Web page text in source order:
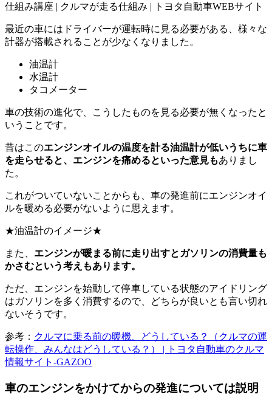
仕組み講座 | クルマが走る仕組み | トヨタ自動車WEBサイト
最近の車にはドライバーが運転時に見る必要がある、様々な
計器が搭載されることが少なくなりました。
油温計
水温計
タコメーター
車の技術の進化で、こうしたものを見る必要が無くなったと
いうことです。
昔はこのエンジンオイルの温度を計る油温計が低いうちに車
を走らせると、エンジンを痛めるといった意見もありまし
た。
これがついていないことからも、車の発進前にエンジンオイ
ルを暖める必要がないように思えます。
★油温計のイメージ★
また、 エンジンが暖まる前に走り出すとガソリンの消費量も
かさむという考えもあります。
ただ、エンジンを始動して停車している状態のアイドリング
はガソリンを多く消費するので、どちらが良いとも言い切れ
ないそうです。
参考： クルマに乗る前の暖機、どうしている？（クルマの運
転操作、みんなはどうしている？） | トヨタ自動車のクルマ
情報サイト‐GAZOO
車のエンジンをかけてからの発進については説明